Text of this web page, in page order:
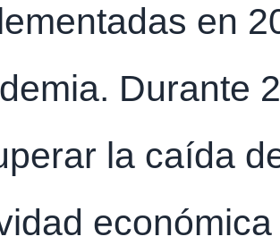
en
Durante
la caída